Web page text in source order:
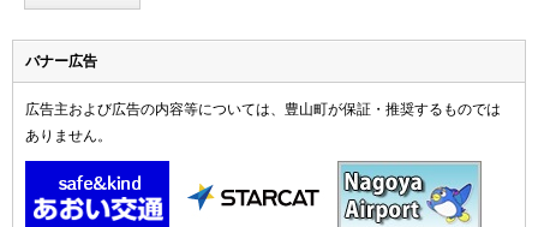
バナー広告
広告主および広告の内容等については、豊山町が保証・推奨するものでは
ありません。